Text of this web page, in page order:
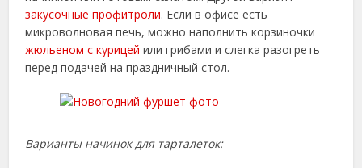
закусочные профитроли. Если в офисе есть
микроволновая печь, можно наполнить корзиночки
жюльеном с курицей или грибами и слегка разогреть
перед подачей на праздничный стол.
Варианты начинок для тарталеток: